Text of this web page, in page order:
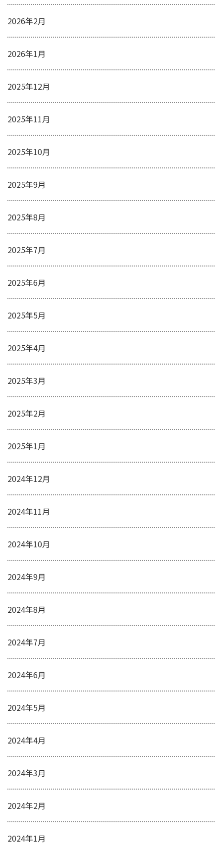
2026年2月
2026年1月
2025年12月
2025年11月
2025年10月
2025年9月
2025年8月
2025年7月
2025年6月
2025年5月
2025年4月
2025年3月
2025年2月
2025年1月
2024年12月
2024年11月
2024年10月
2024年9月
2024年8月
2024年7月
2024年6月
2024年5月
2024年4月
2024年3月
2024年2月
2024年1月